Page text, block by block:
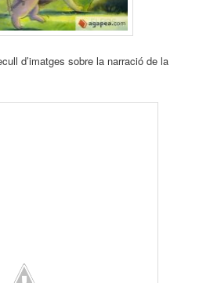
d’imatges sobre la narració de la